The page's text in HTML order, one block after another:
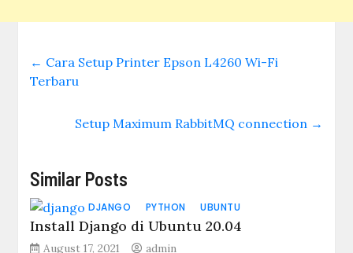
← Cara Setup Printer Epson L4260 Wi-Fi
Terbaru
Setup Maximum RabbitMQ connection →
Similar Posts
DJANGO PYTHON UBUNTU
Install Django di Ubuntu 20.04
August 17, 2021 admin